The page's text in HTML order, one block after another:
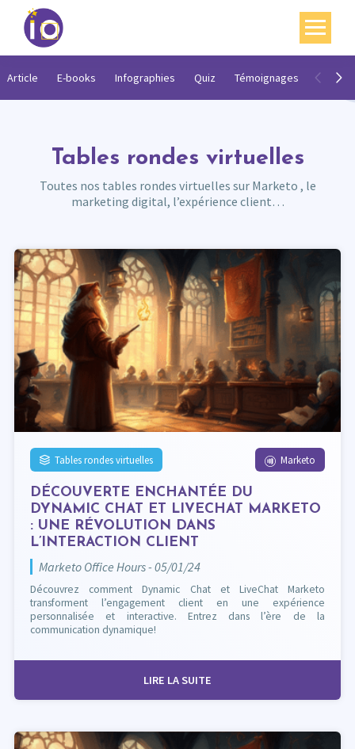
Vos enjeux
Académie
Ressources
Contact
Mon compte
English
Article E-books Infographies Quiz Témoignages Vidéos
Tables rondes virtuelles
Toutes nos tables rondes virtuelles sur Marketo , le
marketing digital, l’expérience client…
Tables rondes virtuelles Marketo
DÉCOUVERTE ENCHANTÉE DU
DYNAMIC CHAT ET LIVECHAT MARKETO
: UNE RÉVOLUTION DANS
L’INTERACTION CLIENT
Marketo Office Hours - 05/01/24
Découvrez comment Dynamic Chat et LiveChat Marketo
transforment l’engagement client en une expérience
personnalisée et interactive. Entrez dans l’ère de la
communication dynamique!
LIRE LA SUITE